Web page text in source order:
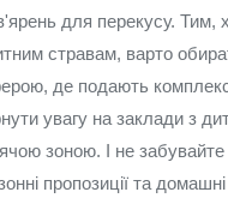
для перекусу. Тим,
стравам, варто
де подають
увагу на заклади з
зоною. І не забувайте
пропозиції та